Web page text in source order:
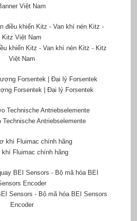
Việt Nam
khiển Kitz - Van khí nén Kitz - Kitz
Việt Nam
Forsentek | Đại lý Forsentek
Technische Antriebselemente
Fluimac chính hãng
Sensors - Bộ mã hóa BEI Sensors
Encoder